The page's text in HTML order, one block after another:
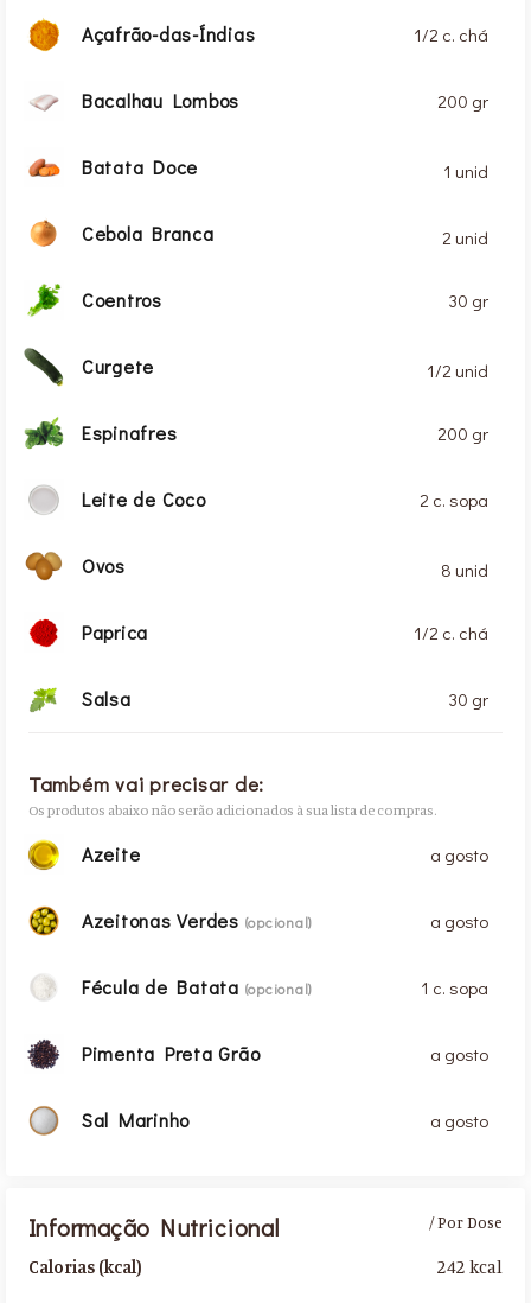
Açafrão-das-Índias 1/2 c. chá
Bacalhau Lombos 200 gr
Batata Doce 1 unid
Cebola Branca 2 unid
Coentros 30 gr
Curgete 1/2 unid
Espinafres 200 gr
Leite de Coco 2 c. sopa
Ovos 8 unid
Paprica 1/2 c. chá
Salsa 30 gr
Também vai precisar de:
Os produtos abaixo não serão adicionados à sua lista de compras.
Azeite a gosto
Azeitonas Verdes (opcional) a gosto
Fécula de Batata (opcional) 1 c. sopa
Pimenta Preta Grão a gosto
Sal Marinho a gosto
Informação Nutricional
Calorias (kcal)
/ Por Dose
242 kcal